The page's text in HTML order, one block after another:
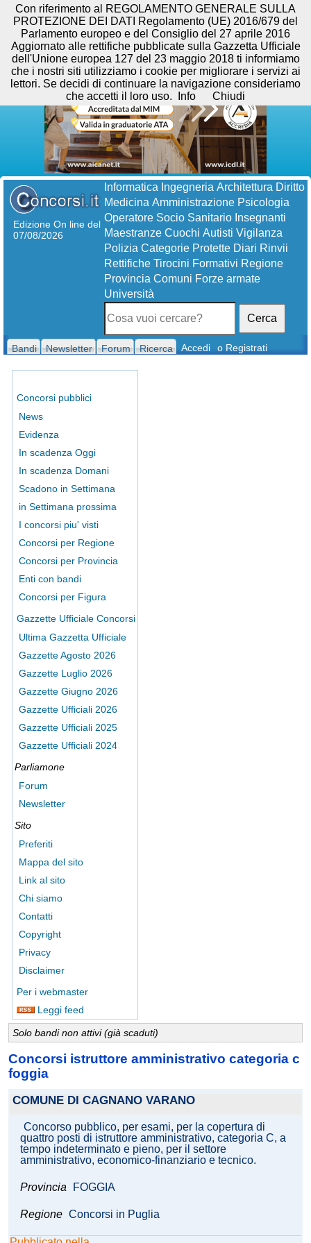
Edizione On line del
07/08/2026
Informatica Ingegneria Architettura Diritto
Medicina Amministrazione Psicologia
Operatore Socio Sanitario Insegnanti
Maestranze Cuochi Autisti Vigilanza
Polizia Categorie Protette Diari Rinvii
Rettifiche Tirocini Formativi Regione
Provincia Comuni Forze armate
Università
Cerca
Bandi Newsletter Forum Ricerca Accedi o Registrati
Concorsi pubblici
News
Evidenza
In scadenza Oggi
In scadenza Domani
Scadono in Settimana
in Settimana prossima
I concorsi piu' visti
Concorsi per Regione
Concorsi per Provincia
Enti con bandi
Concorsi per Figura
Gazzette Ufficiale Concorsi
Ultima Gazzetta Ufficiale
Gazzette Agosto 2026
Gazzette Luglio 2026
Gazzette Giugno 2026
Gazzette Ufficiali 2026
Gazzette Ufficiali 2025
Gazzette Ufficiali 2024
Parliamone
Forum
Newsletter
Sito
Preferiti
Mappa del sito
Link al sito
Chi siamo
Contatti
Copyright
Privacy
Disclaimer
Per i webmaster
Leggi feed
Solo bandi non attivi (già scaduti)
Concorsi istruttore amministrativo categoria c
foggia
COMUNE DI CAGNANO VARANO
Concorso pubblico, per esami, per la copertura di
quattro posti di istruttore amministrativo, categoria C, a
tempo indeterminato e pieno, per il settore
amministrativo, economico-finanziario e tecnico.
Provincia FOGGIA
Regione Concorsi in Puglia
Con riferimento al REGOLAMENTO GENERALE SULLA
PROTEZIONE DEI DATI Regolamento (UE) 2016/679 del
Parlamento europeo e del Consiglio del 27 aprile 2016
Aggiornato alle rettifiche pubblicate sulla Gazzetta Ufficiale
dell'Unione europea 127 del 23 maggio 2018 ti informiamo
che i nostri siti utilizziamo i cookie per migliorare i servizi ai
lettori. Se decidi di continuare la navigazione consideriamo
che accetti il loro uso.
Info Chiudi